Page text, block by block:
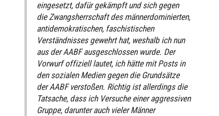
eingesetzt, dafür gekämpft und sich gegen
die Zwangsherrschaft des männerdominierten,
antidemokratischen, faschistischen
Verständnisses gewehrt hat, weshalb ich nun
aus der AABF ausgeschlossen wurde. Der
Vorwurf offiziell lautet, ich hätte mit Posts in
den sozialen Medien gegen die Grundsätze
der AABF verstoßen. Richtig ist allerdings die
Tatsache, dass ich Versuche einer aggressiven
Gruppe, darunter auch vieler Männer